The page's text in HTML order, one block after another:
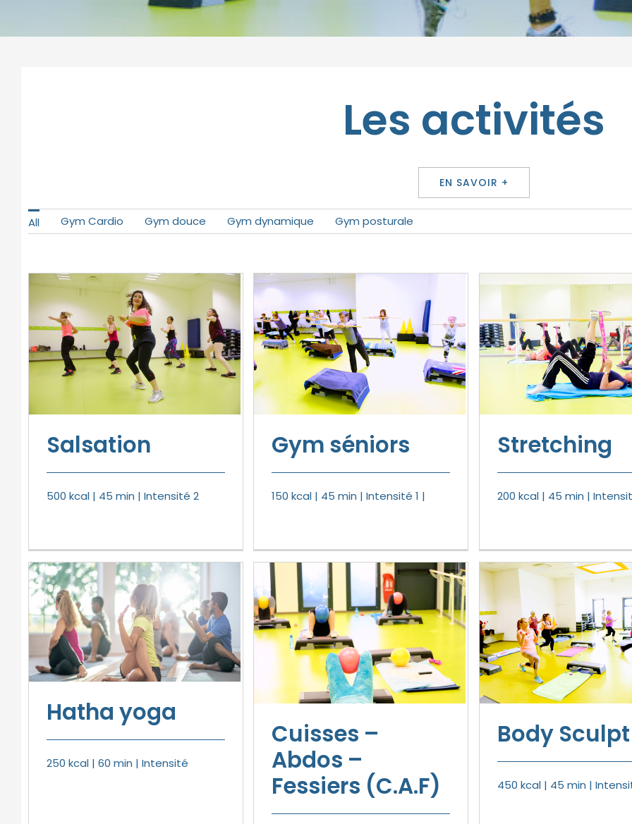
Les activités
EN SAVOIR +
All Gym Cardio Gym douce Gym dynamique Gym posturale
Salsation
500 kcal | 45 min | Intensité 2
Gym séniors
150 kcal | 45 min | Intensité 1 |
Stretching
200 kcal | 45 min |
Hatha yoga
250 kcal | 60 min | Intensité
Cuisses –
Abdos –
Fessiers (C.A.F)
Body Sculpt
450 kcal | 45 min |